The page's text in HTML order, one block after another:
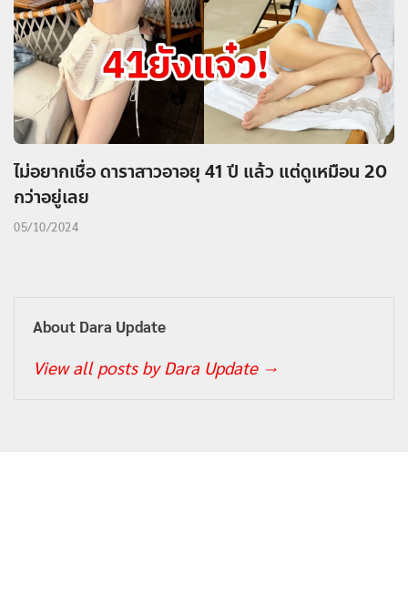
ไม่อยากเชื่อ ดาราสาวอาอยุ 41 ปี แล้ว แต่ดูเหมือน 20
กว่าอยู่เลย
05/10/2024
About Dara Update
View all posts by Dara Update →